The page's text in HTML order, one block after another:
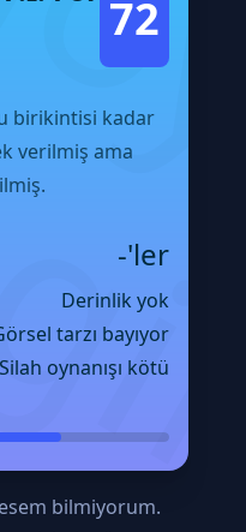
72
birikintisi kadar
verilmiş ama
-'ler
Derinlik yok
tarzı bayıyor
Silah oynanışı kötü
bilmiyorum.